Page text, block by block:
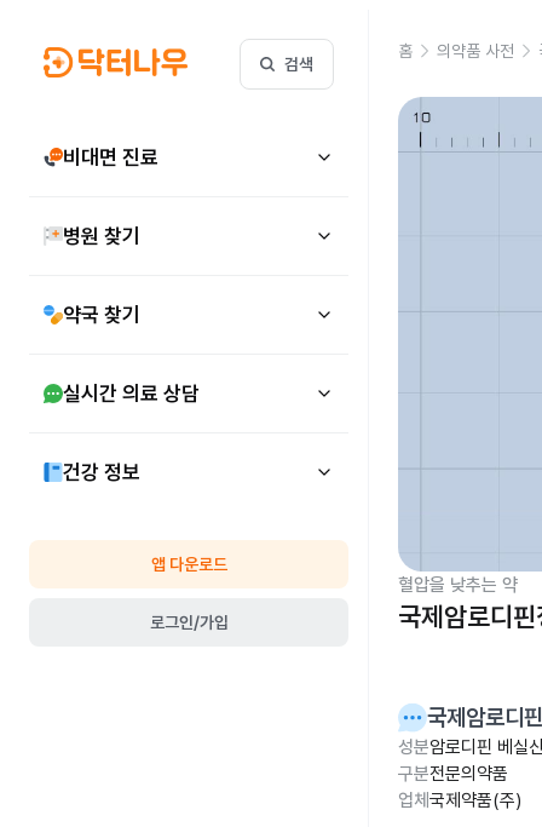
검색
비대면 진료
병원 찾기
약국 찾기
실시간 의료 상담
건강 정보
앱 다운로드
로그인/가입
홈 의약품 사전
혈압을 낮추는 약
국제암로디
국제암로디
성분암로디핀 베실
구분전문의약품
업체 국제약품(주)